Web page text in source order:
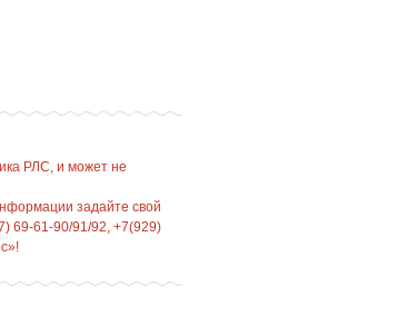
РЛС, и может не
задайте свой
69-61-90/91/92, +7(929)